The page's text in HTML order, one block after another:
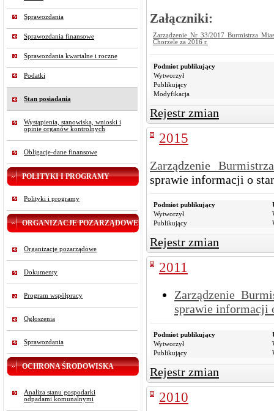
Sprawozdania
Sprawozdania finansowe
Sprawozdania kwartalne i roczne
Podatki
Stan posiadania
Wystąpienia, stanowiska, wnioski i
opinie organów kontrolnych
Obligacje-dane finansowe
POLITYKI I PROGRAMY
Polityki i programy
ORGANIZACJE POZARZĄDOWE
Organizacje pozarządowe
Dokumenty
Program współpracy
Ogłoszenia
Sprawozdania
OCHRONA ŚRODOWISKA
Analiza stanu gospodarki
odpadami komunalnymi
Załączniki:
Zarządzenie Nr 33/2017 Burmistrza
Chorzele za 2016 r.
Podmiot publikujący
Wytworzył
Publikujący
Modyfikacja
Rejestr zmian
2015
Zarządzenie
sprawie informacji o
Podmiot publikujący
Wytworzył
Publikujący
Rejestr zmian
2011
Zarządzenie
sprawie informacji
Podmiot publikujący
Wytworzył
Publikujący
Rejestr zmian
2010